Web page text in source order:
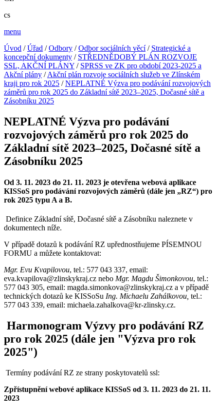
cs
menu
Úvod /Úřad /Odbory /Odbor sociálních věcí/ Strategické a
koncepční dokumenty / STŘEDNĚDOBÝ PLÁN ROZVOJE
SSL, AKČNÍ PLÁNY / SPRSS ve ZK pro období 2023-2025 a
Akční plány /Akční plán rozvoje sociálních služeb ve Zlínském
kraji pro rok 2025 /NEPLATNÉ Výzva pro podávání rozvojových
záměrů pro rok 2025 do Základní sítě 2023–2025, Dočasné sítě a
Zásobníku 2025
NEPLATNÉ Výzva pro podávání
rozvojových záměrů pro rok 2025 do
Základní sítě 2023–2025, Dočasné sítě a
Zásobníku 2025
Od 3. 11. 2023 do 21. 11. 2023 je otevřena webová aplikace
KISSoS pro podávání rozvojových záměrů (dále jen „RZ“) pro
rok 2025 typu A a B.
Definice Základní sítě, Dočasné sítě a Zásobníku naleznete v
dokumentech níže.
V případě dotazů k podávání RZ upřednostňujeme PÍSEMNOU
FORMU a můžete kontaktovat:
Mgr. Evu Kvapilovou, tel.: 577 043 337, email:
eva.kvapilova@zlinskykraj.cz nebo Mgr. Magdu Šimonkovou, tel.:
577 043 305, email: magda.simonkova@zlinskykraj.cz a v případě
technických dotazů ke KISSoSu Ing. Michaelu Zahálkovou, tel.:
577 043 339, email: michaela.zahalkova@kr-zlinsky.cz.
Harmonogram Výzvy pro podávání RZ
pro rok 2025 (dále jen "Výzva pro rok
2025")
Termíny podávání RZ ze strany poskytovatelů ssl:
Zpřístupnění webové aplikace KISSoS od 3. 11. 2023 do 21. 11.
2023